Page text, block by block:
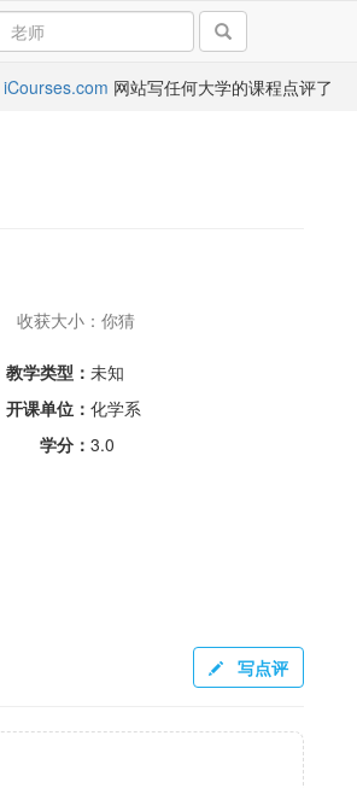
iCourses.com 网站写任何大学的课程点评了
收获大小：你猜
教学类型： 未知
开课单位： 化学系
学分： 3.0
写点评